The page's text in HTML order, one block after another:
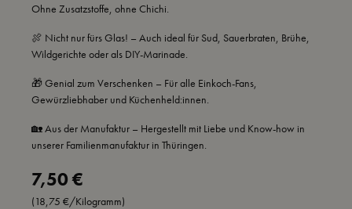
Ohne Zusatzstoffe, ohne Chichi.
🍖 Nicht nur fürs Glas! – Auch ideal für Sud, Sauerbraten, Brühe,
Wildgerichte oder als DIY-Marinade.
🎁 Genial zum Verschenken – Für alle Einkoch-Fans,
Gewürzliebhaber und Küchenheld:innen.
🏡 Aus der Manufaktur – Hergestellt mit Liebe und Know-how in
unserer Familienmanufaktur in Thüringen.
Regulärer Preis:
7,50 €
(18,75 €/Kilogramm)